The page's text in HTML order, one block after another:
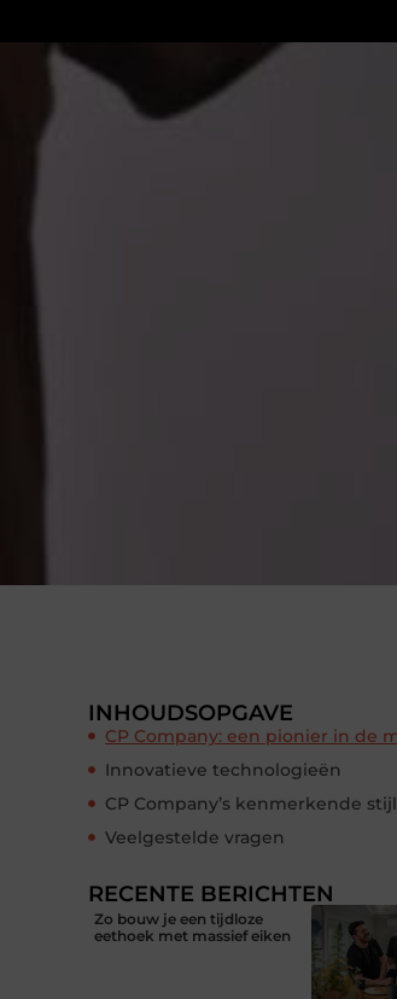
INHOUDSOPGAVE
Innovatieve technologieën
CP Company’s kenmerkende stijl
Veelgestelde vragen
RECENTE BERICHTEN
Zo bouw je een tijdloze
eethoek met massief eiken